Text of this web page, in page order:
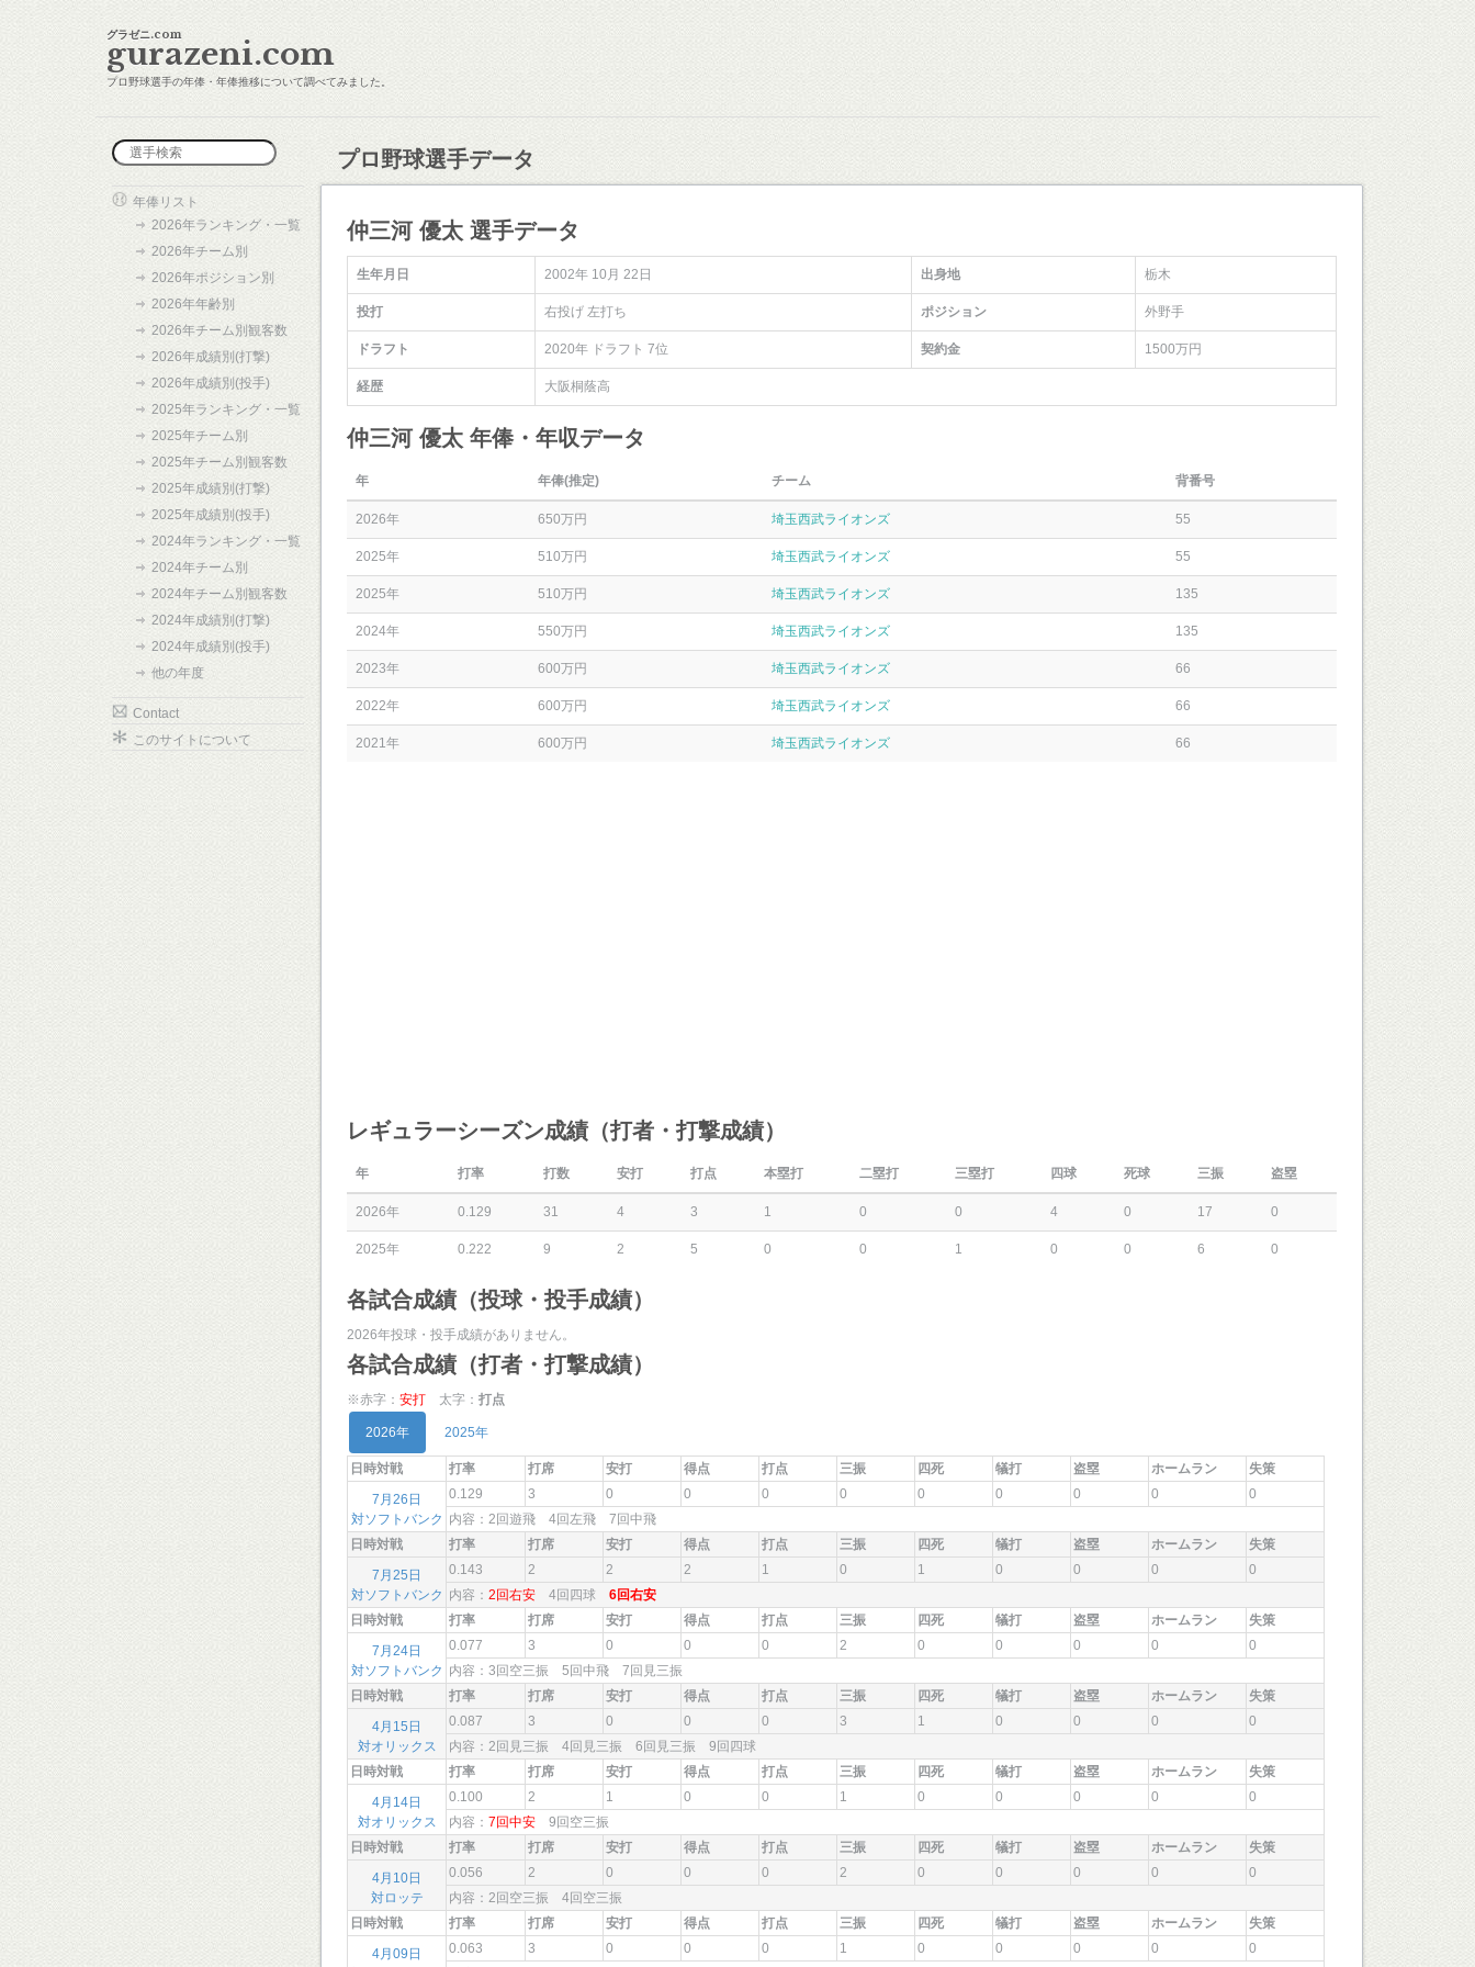
グラゼニ.com
gurazeni.com
プロ野球選手の年俸・年俸推移について調べてみました。
年俸リスト
2026年ランキング・一覧
2026年チーム別
2026年ポジション別
2026年年齢別
2026年チーム別観客数
2026年成績別(打撃)
2026年成績別(投手)
2025年ランキング・一覧
2025年チーム別
2025年チーム別観客数
2025年成績別(打撃)
2025年成績別(投手)
2024年ランキング・一覧
2024年チーム別
2024年チーム別観客数
2024年成績別(打撃)
2024年成績別(投手)
他の年度
Contact
このサイトについて
プロ野球選手データ
仲三河 優太 選手データ
生年月日 2002年 10月 22日 出身地 栃木
投打 右投げ 左打ち ポジション 外野手
ドラフト 2020年 ドラフト 7位 契約金 1500万円
経歴 大阪桐蔭高
仲三河 優太 年俸・年収データ
年 年俸(推定) チーム 背番号
2026年 650万円 埼玉西武ライオンズ 55
2025年 510万円 埼玉西武ライオンズ 55
2025年 510万円 埼玉西武ライオンズ 135
2024年 550万円 埼玉西武ライオンズ 135
2023年 600万円 埼玉西武ライオンズ 66
2022年 600万円 埼玉西武ライオンズ 66
2021年 600万円 埼玉西武ライオンズ 66
レギュラーシーズン成績（打者・打撃成績）
年 打率 打数 安打 打点 本塁打 二塁打 三塁打 四球 死球 三振 盗塁
2026年 0.129 31 4 3 1 0 0 4 0 17 0
2025年 0.222 9 2 5 0 0 1 0 0 6 0
各試合成績（投球・投手成績）
2026年投球・投手成績がありません。
各試合成績（打者・打撃成績）
※赤字： 安打 太字： 打点
2026年 2025年
日時対戦 打率 打席 安打 得点 打点 三振 四死 犠打 盗塁 ホームラン
失策
7月26日
対ソフトバンク
0.129 3 0 0 0 0 0 0 0 0
0
内容：2回遊飛 4回左飛 7回中飛
日時対戦
打率 打席 安打 得点 打点 三振 四死 犠打 盗塁 ホームラン
失策
7月25日
対ソフトバンク
0.143 2 2 2 1 0 1 0 0 0
0
内容： 2回右安 4回四球 6回右安
日時対戦
打率 打席 安打 得点 打点 三振 四死 犠打 盗塁 ホームラン
失策
7月24日
対ソフトバンク
0.077 3 0 0 0 2 0 0 0 0
0
内容：3回空三振 5回中飛 7回見三振
日時対戦
打率 打席 安打 得点 打点 三振 四死 犠打 盗塁 ホームラン
失策
4月15日
対オリックス
0.087 3 0 0 0 3 1 0 0 0
0
内容：2回見三振 4回見三振 6回見三振 9回四球
日時対戦
打率 打席 安打 得点 打点 三振 四死 犠打 盗塁 ホームラン
失策
4月14日
対オリックス
0.100 2 1 0 0 1 0 0 0 0
0
内容： 7回中安 9回空三振
日時対戦
打率 打席 安打 得点 打点 三振 四死 犠打 盗塁 ホームラン
失策
4月10日
対ロッテ
0.056 2 0 0 0 2 0 0 0 0
0
内容：2回空三振 4回空三振
日時対戦
打率 打席 安打 得点 打点 三振 四死 犠打 盗塁 ホームラン
失策
4月09日
0.063 3 0 0 0 1 0 0 0 0
0